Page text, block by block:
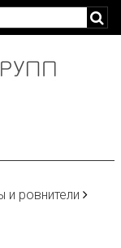
и ровнители